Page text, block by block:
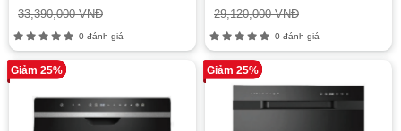
33,390,000 VNĐ
0 đánh giá
29,120,000 VNĐ
0 đánh giá
Giảm 25% Giảm 25%